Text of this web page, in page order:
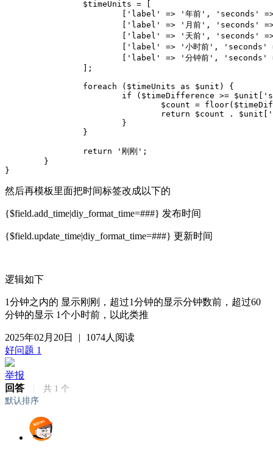
}
然后再模板里面把时间标签改成以下的
{$field.add_time|diy_format_time=###} 发布时间
{$field.update_time|diy_format_time=###} 更新时间
逻辑如下
1分钟之内的 显示刚刚，超过1分钟的显示分钟数前，超过60
分钟的显示 1个小时前，以此类推
2025年02月20日 |
1074人阅读
好问题 1
举报
回答
共 1 个
默认排序